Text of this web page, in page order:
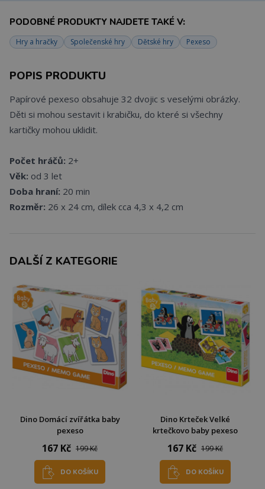
PODOBNÉ PRODUKTY NAJDETE TAKÉ V:
Hry a hračky Společenské hry Dětské hry Pexeso
POPIS PRODUKTU
Papírové pexeso obsahuje 32 dvojic s veselými obrázky.
Děti si mohou sestavit i krabičku, do které si všechny
kartičky mohou uklidit.
Počet hráčů: 2+
Věk: od 3 let
Doba hraní: 20 min
Rozměr: 26 x 24 cm, dílek cca 4,3 x 4,2 cm
DALŠÍ Z KATEGORIE
Dino Domácí zvířátka baby
pexeso
167 Kč 199 Kč
DO KOŠÍKU
Dino Krteček Velké
krtečkovo baby pexeso
167 Kč 199 Kč
DO KOŠÍKU